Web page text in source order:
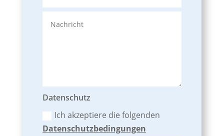
Datenschutz
Ich akzeptiere die folgenden
Datenschutzbedingungen